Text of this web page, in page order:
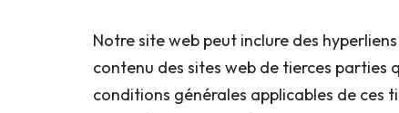
Notre site web peut inclure des
contenu des sites web de tierces parties
conditions générales applicables de ces